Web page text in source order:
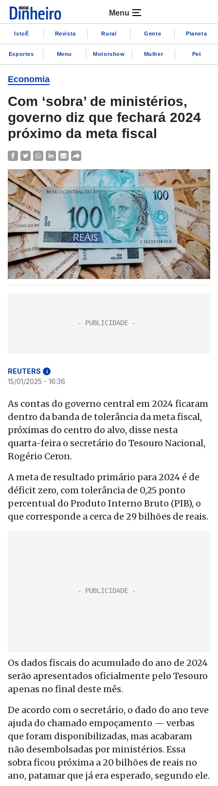
Menu
IstoÉ Revista Rural Gente Planeta
Esportes Menu Motorshow Mulher Pet
Economia
Com ‘sobra’ de ministérios,
governo diz que fechará 2024
próximo da meta fiscal
REUTERS i
15/01/2025 - 16:36
As contas do governo central em 2024 ficaram
dentro da banda de tolerância da meta fiscal,
próximas do centro do alvo, disse nesta
quarta-feira o secretário do Tesouro Nacional,
Rogério Ceron.
A meta de resultado primário para 2024 é de
déficit zero, com tolerância de 0,25 ponto
percentual do Produto Interno Bruto (PIB), o
que corresponde a cerca de 29 bilhões de reais.
Os dados fiscais do acumulado do ano de 2024
serão apresentados oficialmente pelo Tesouro
apenas no final deste mês.
De acordo com o secretário, o dado do ano teve
ajuda do chamado empoçamento — verbas
que foram disponibilizadas, mas acabaram
não desembolsadas por ministérios. Essa
sobra ficou próxima a 20 bilhões de reais no
ano, patamar que já era esperado, segundo ele.